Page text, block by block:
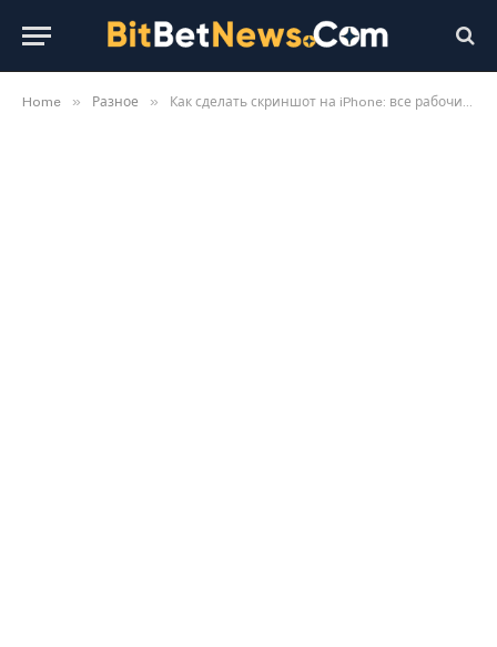
Home » Разное » Как сделать скриншот на iPhone: все рабочие способы 2026